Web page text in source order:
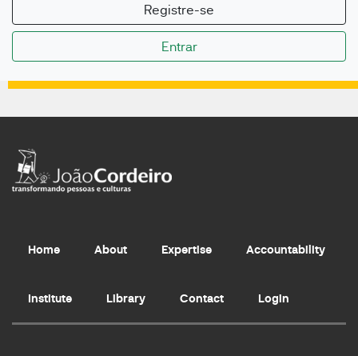
Registre-se
Home About Expertise Accountability
Institute Library Contact Login